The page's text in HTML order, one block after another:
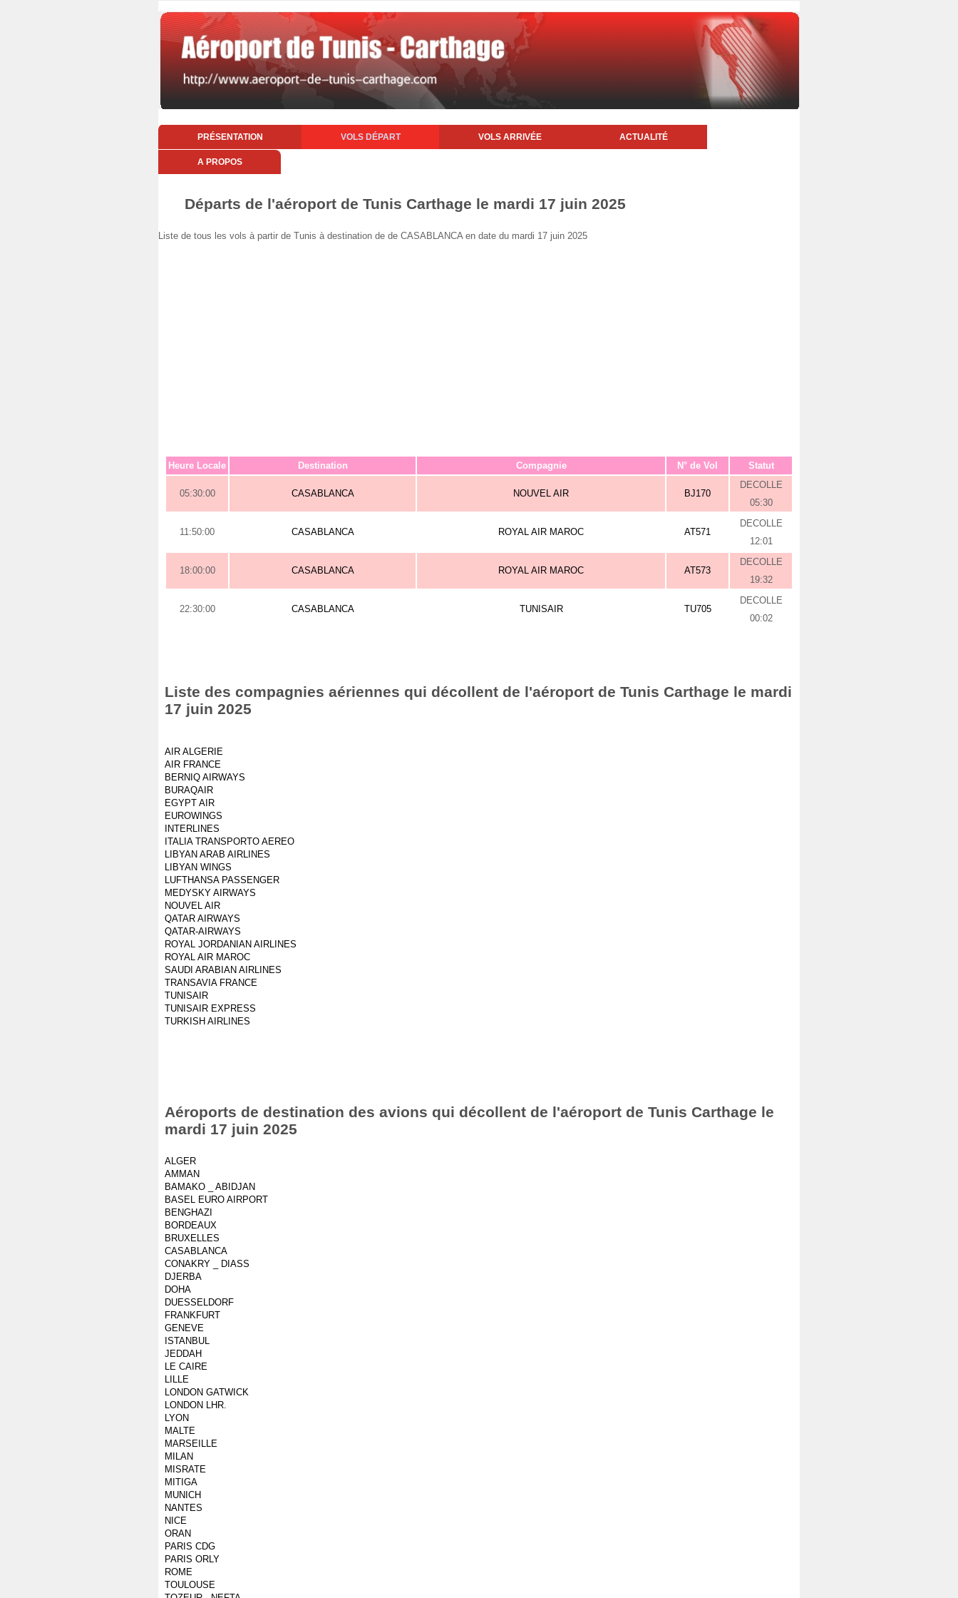
PRÉSENTATION VOLS DÉPART VOLS ARRIVÉE ACTUALITÉ
A PROPOS
Départs de l'aéroport de Tunis Carthage le mardi 17 juin 2025
Liste de tous les vols à partir de Tunis à destination de de CASABLANCA en date du mardi 17 juin 2025
Heure Locale Destination Compagnie N° de Vol Statut
05:30:00 CASABLANCA NOUVEL AIR BJ170
DECOLLE
05:30
11:50:00 CASABLANCA ROYAL AIR MAROC AT571
DECOLLE
12:01
18:00:00 CASABLANCA ROYAL AIR MAROC AT573
DECOLLE
19:32
22:30:00 CASABLANCA TUNISAIR TU705
DECOLLE
00:02
Liste des compagnies aériennes qui décollent de l'aéroport de Tunis Carthage le mardi
17 juin 2025
AIR ALGERIE
AIR FRANCE
BERNIQ AIRWAYS
BURAQAIR
EGYPT AIR
EUROWINGS
INTERLINES
ITALIA TRANSPORTO AEREO
LIBYAN ARAB AIRLINES
LIBYAN WINGS
LUFTHANSA PASSENGER
MEDYSKY AIRWAYS
NOUVEL AIR
QATAR AIRWAYS
QATAR-AIRWAYS
ROYAL JORDANIAN AIRLINES
ROYAL AIR MAROC
SAUDI ARABIAN AIRLINES
TRANSAVIA FRANCE
TUNISAIR
TUNISAIR EXPRESS
TURKISH AIRLINES
Aéroports de destination des avions qui décollent de l'aéroport de Tunis Carthage le
mardi 17 juin 2025
ALGER
AMMAN
BAMAKO _ ABIDJAN
BASEL EURO AIRPORT
BENGHAZI
BORDEAUX
BRUXELLES
CASABLANCA
CONAKRY _ DIASS
DJERBA
DOHA
DUESSELDORF
FRANKFURT
GENEVE
ISTANBUL
JEDDAH
LE CAIRE
LILLE
LONDON GATWICK
LONDON LHR.
LYON
MALTE
MARSEILLE
MILAN
MISRATE
MITIGA
MUNICH
NANTES
NICE
ORAN
PARIS CDG
PARIS ORLY
ROME
TOULOUSE